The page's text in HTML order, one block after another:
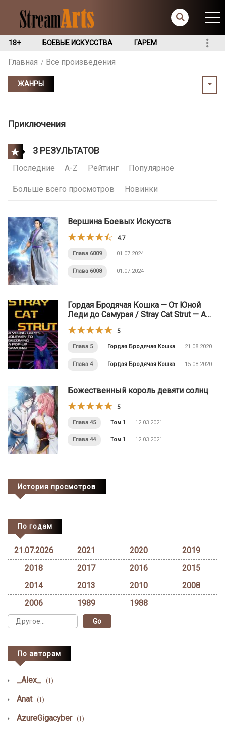
18+ БОЕВЫЕ ИСКУССТВА ГАРЕМ
Главная Все произведения
ЖАНРЫ
Приключения
3 РЕЗУЛЬТАТОВ
Последние A-Z Рейтинг Популярное
Больше всего просмотров Новинки
Вершина Боевых Искусств
4.7
Глава 6009 01.07.2024
Глава 6008 01.07.2024
Гордая Бродячая Кошка — От Юной
Леди до Самурая / Stray Cat Strut ⁠— A
Young Lady’s Journey to Becoming a Pop-
Up Samurai
5
Глава 5 Гордая Бродячая Кошка 21.08.2020
Глава 4 Гордая Бродячая Кошка 15.08.2020
Божественный король девяти солнц
5
Глава 45 Том 1 12.03.2021
Глава 44 Том 1 12.03.2021
История просмотров
По годам
21.07.2026 2021 2020
2019
2018
2017 2016
2015
2014
2013 2010
2008
2006
1989 1988
По авторам
_Alex_ (1)
Anat (1)
AzureGigacyber (1)